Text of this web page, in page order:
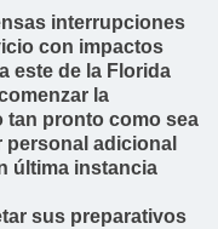
interrupciones
con impactos
este de la Florida
la
tan pronto como sea
adicional
última instancia
sus preparativos